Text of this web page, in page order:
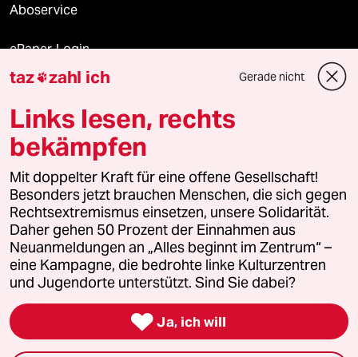
Aboservice
ePaper Login
Downloads für Abonnierende
© 2026 taz Verlags und Vertriebs GmbH
Alle Rechte vorbehalten. Bei rechtlichen Fragen oder für Genehmigungen
wenden Sie sich bitte an
lizenzen@taz.de
Feedback Redaktionsstatut Kommune-Richtlinien
Leitlinie Informant Datenschutz Impressum AGB
Seitenwende Einwilligungen widerrufen (Ads)
taz zahl ich Gerade nicht
Links lesen, rechts
bekämpfen
Mit doppelter Kraft für eine offene Gesellschaft!
Besonders jetzt brauchen Menschen, die sich gegen
Rechtsextremismus einsetzen, unsere Solidarität.
Daher gehen 50 Prozent der Einnahmen aus
Neuanmeldungen an „Alles beginnt im Zentrum“ –
eine Kampagne, die bedrohte linke Kulturzentren
und Jugendorte unterstützt. Sind Sie dabei?
 Ja, ich will